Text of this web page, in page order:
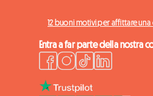
12 buoni motivi per affittare una
Entra a far parte della nostra